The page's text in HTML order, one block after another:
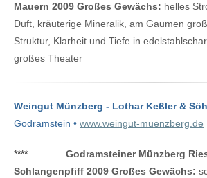
Mauern 2009 Großes Gewächs: helles
Duft, kräuterige Mineralik, am Gaumen
Struktur, Klarheit und Tiefe in
großes Theater
Weingut Münzberg - Lothar Keßler &
Godramstein • www.weingut-muenzberg.de
****
Godramsteiner Münzberg
Schlangenpfiff 2009 Großes Gewächs: